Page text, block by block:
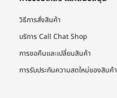
วิธีการสั่งสินค้า
บริการ Call Chat Shop
การขอคืนและเปลี่ยนสินค้า
การรับประกันความสดใหม่ของสินค้า